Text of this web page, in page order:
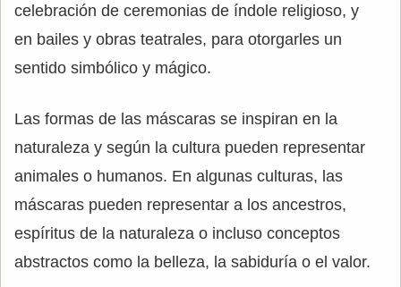
celebración de ceremonias de índole religioso, y
en bailes y obras teatrales, para otorgarles un
sentido simbólico y mágico.
Las formas de las máscaras se inspiran en la
naturaleza y según la cultura pueden representar
animales o humanos. En algunas culturas, las
máscaras pueden representar a los ancestros,
espíritus de la naturaleza o incluso conceptos
abstractos como la belleza, la sabiduría o el valor.